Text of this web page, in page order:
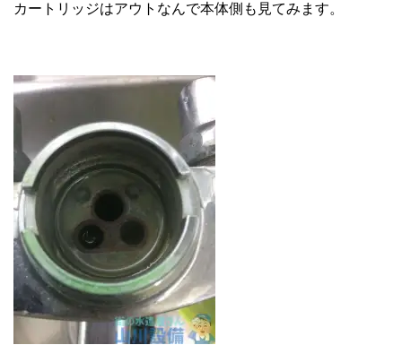
カートリッジはアウトなんで本体側も見てみます。